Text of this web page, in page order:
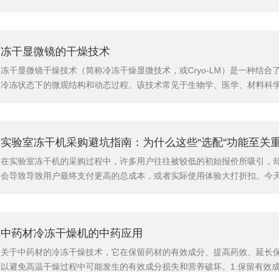
冻干显微镜的干燥技术
冻干显微镜干燥技术（简称冷冻干燥显微技术，或Cryo-LM）是一种结
冷冻状态下的微观结构和动态过程。该技术常见于生物学、医学、材料科
实验室冻干机采购避坑指南：为什么这些“选配“功能至关
在实验室冻干机的采购过程中，许多用户往往被较低的初始报价所吸引
会导致导致用户最终支付更高的总成本，或者实际使用体验大打折扣。今
中药材冷冻干燥机的中药应用
关于中药材的冷冻干燥技术，它在保留药材的有效成分、提高药效、延
以避免高温干燥过程中可能发生的有效成分损失和营养破坏。1.保留有效